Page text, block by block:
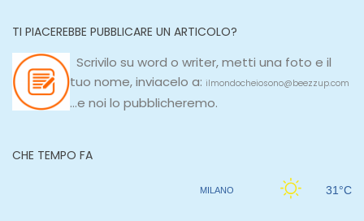
TI PIACEREBBE PUBBLICARE UN ARTICOLO?
Scrivilo su word o writer, metti una foto e il
tuo nome, inviacelo a: ilmondocheiosono@beezzup.com
...e noi lo pubblicheremo.
CHE TEMPO FA